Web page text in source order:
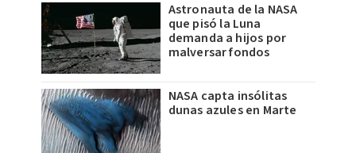
Astronauta de la NASA
que pisó la Luna
demanda a hijos por
malversar fondos
NASA capta insólitas
dunas azules en Marte